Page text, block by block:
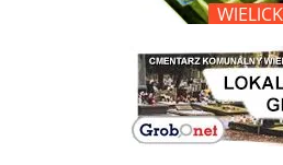
link do lokalizatora grobów